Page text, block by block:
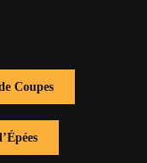
Coupes